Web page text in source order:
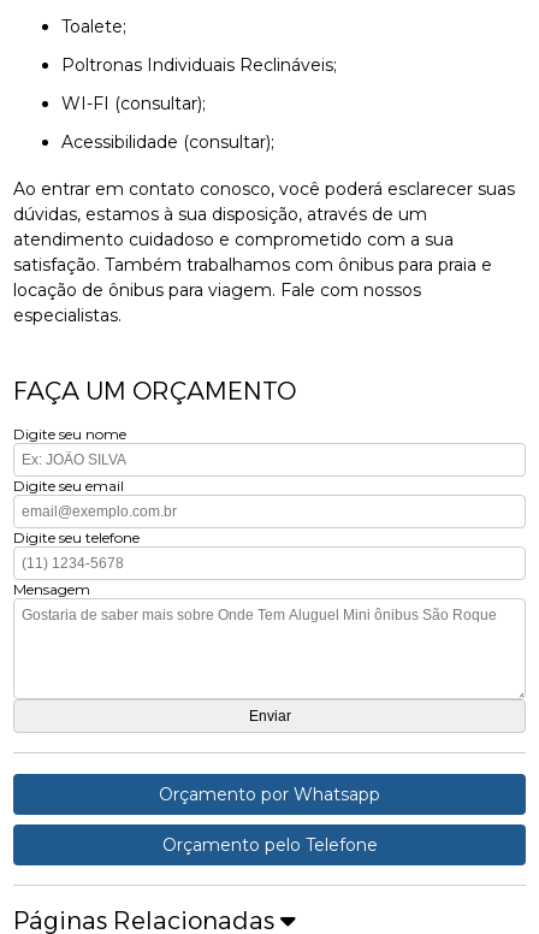
Toalete;
Poltronas Individuais Reclináveis;
WI-FI (consultar);
Acessibilidade (consultar);
Ao entrar em contato conosco, você poderá esclarecer suas
dúvidas, estamos à sua disposição, através de um
atendimento cuidadoso e comprometido com a sua
satisfação. Também trabalhamos com ônibus para praia e
locação de ônibus para viagem. Fale com nossos
especialistas.
FAÇA UM ORÇAMENTO
Digite seu nome
Digite seu email
Digite seu telefone
Mensagem
Orçamento por Whatsapp
Orçamento pelo Telefone
Páginas Relacionadas